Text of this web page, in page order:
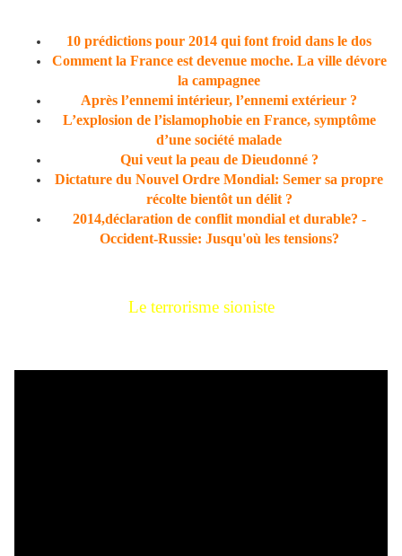
10 prédictions pour 2014 qui font froid dans le dos
Comment la France est devenue moche. La ville dévore
la campagnee
Après l’ennemi intérieur, l’ennemi extérieur ?
L’explosion de l’islamophobie en France, symptôme
d’une société malade
Qui veut la peau de Dieudonné ?
Dictature du Nouvel Ordre Mondial: Semer sa propre
récolte bientôt un délit ?
2014,déclaration de conflit mondial et durable? -
Occident-Russie: Jusqu'où les tensions?
Le terrorisme sioniste